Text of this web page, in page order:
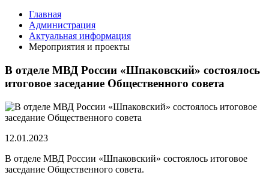
Главная
Администрация
Актуальная информация
Мероприятия и проекты
В отделе МВД России «Шпаковский» состоялось
итоговое заседание Общественного совета
12.01.2023
В отделе МВД России «Шпаковский» состоялось итоговое
заседание Общественного совета.